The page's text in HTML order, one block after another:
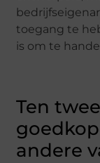
toegang te
is om te
Ten
andere